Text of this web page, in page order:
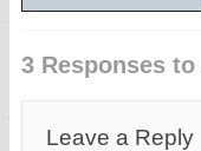
3 Responses to
Leave a Reply